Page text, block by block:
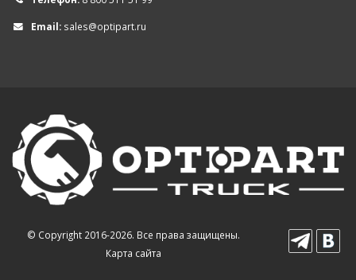
Email: sales@optipart.ru
© Copyright 2016-2026. Все права защищены.
Карта сайта